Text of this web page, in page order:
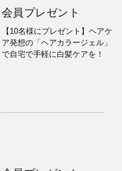
会員プレゼント
【10名様にプレゼント】ヘアケ
ア発想の「ヘアカラージェル」
で自宅で手軽に白髪ケアを！